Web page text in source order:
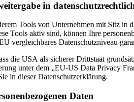
in
Tools von Unternehmen mit Sitz
Tools aktiv sind, können Ihre
vergleichbares Datenschutzniveau
die USA als sicherer Drittstaat
unter dem „EU-US Data Privacy
in dieser Datenschutzerklärung.
Daten